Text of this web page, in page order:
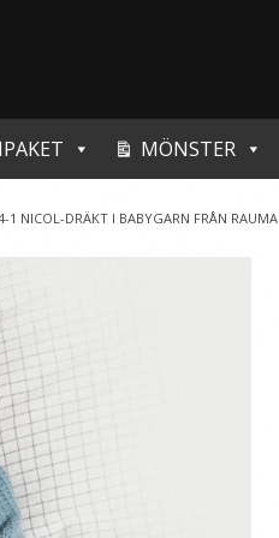
MÖNSTER
1 NICOL-DRÄKT I BABYGARN FRÅN RAUMA